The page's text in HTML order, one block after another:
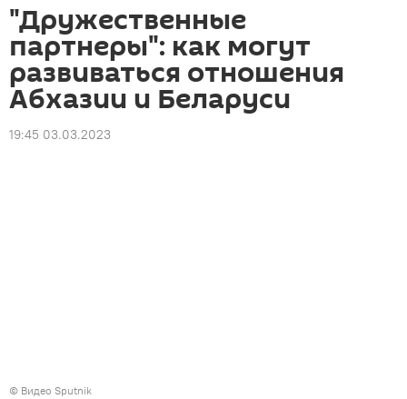
"Дружественные
партнеры": как могут
развиваться отношения
Абхазии и Беларуси
19:45 03.03.2023
© Видео Sputnik